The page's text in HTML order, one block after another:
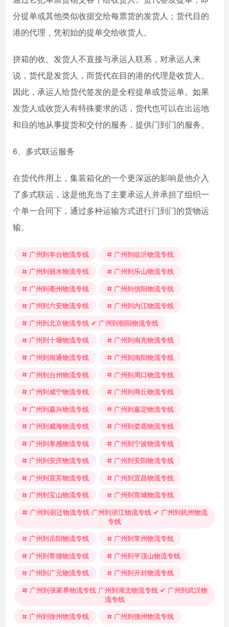
分提单或其他类似收据交给每票货的发货人；货代目的
港的代理，凭初始的提单交给收货人。
拼箱的收、发货人不直接与承运人联系，对承运人来
说，货代是发货人，而货代在目的港的代理是收货人。
因此，承运人给货代签发的是全程提单或货运单。如果
发货人或收货人有特殊要求的话，货代也可以在出运地
和目的地从事提货和交付的服务，提供门到门的服务。
6、多式联运服务
在货代作用上，集装箱化的一个更深远的影响是他介入
了多式联运，这是他充当了主要承运人并承担了组织一
个单一合同下，通过多种运输方式进行门到门的货物运
输。
广州到丰台物流专线
广州到临沂物流专线
广州到丽水物流专线
广州到乐山物流专线
广州到亳州物流专线
广州到信阳物流专线
广州到六安物流专线
广州到内江物流专线
广州到北京物流专线 ✔ 广州到朝阳物流专线
广州到十堰物流专线
广州到南充物流专线
广州到南通物流专线
广州到南阳物流专线
广州到台州物流专线
广州到周口物流专线
广州到咸宁物流专线
广州到商丘物流专线
广州到嘉兴物流专线
广州到嘉定物流专线
广州到威海物流专线
广州到娄底物流专线
广州到孝感物流专线
广州到宁波物流专线
广州到安庆物流专线
广州到安阳物流专线
广州到宜宾物流专线
广州到宜昌物流专线
广州到宝山物流专线
广州到宣城物流专线
广州到宿迁物流专线 广州到浙江物流专线 ✔ 广州到杭州物流
专线
广州到岳阳物流专线
广州到常州物流专线
广州到常德物流专线
广州到平顶山物流专线
广州到广元物流专线
广州到开封物流专线
广州到张家界物流专线 广州到湖北物流专线 ✔ 广州到武汉物
流专线
广州到徐州物流专线
广州到德州物流专线